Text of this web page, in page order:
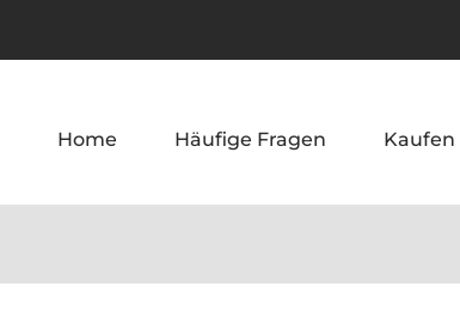
Home Häufige Fragen Kaufen